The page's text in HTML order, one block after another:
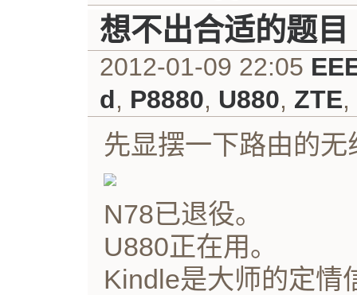
想不出合适的题目
2012-01-09 22:05
d, P8880, U880, ZTE,
先显摆一下路由的
N78已退役。
U880正在用。
Kindle是大师的定情